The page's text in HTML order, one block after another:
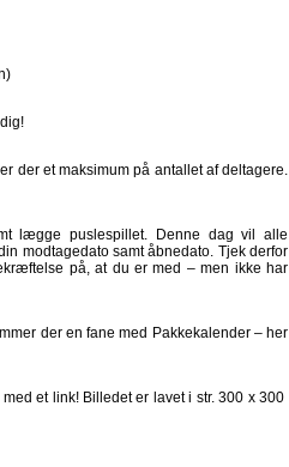
der et maksimum på antallet af deltagere.
lægge puslespillet. Denne dag vil alle
modtagedato samt åbnedato. Tjek derfor
på, at du er med – men ikke har
der en fane med Pakkekalender – her
et link! Billedet er lavet i str. 300 x 300